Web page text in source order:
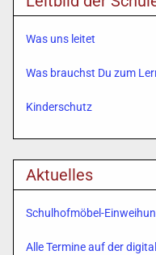
Was uns leitet
Was brauchst Du zum
Kinderschutz
Aktuelles
Schulhofmöbel-
Alle Termine auf der